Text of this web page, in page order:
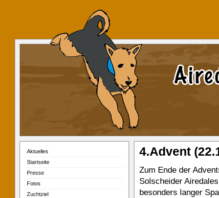
Aktuelles
Startseite
Presse
Fotos
Zuchtziel
4.Advent
Zum Ende der
Solscheider
besonders langer